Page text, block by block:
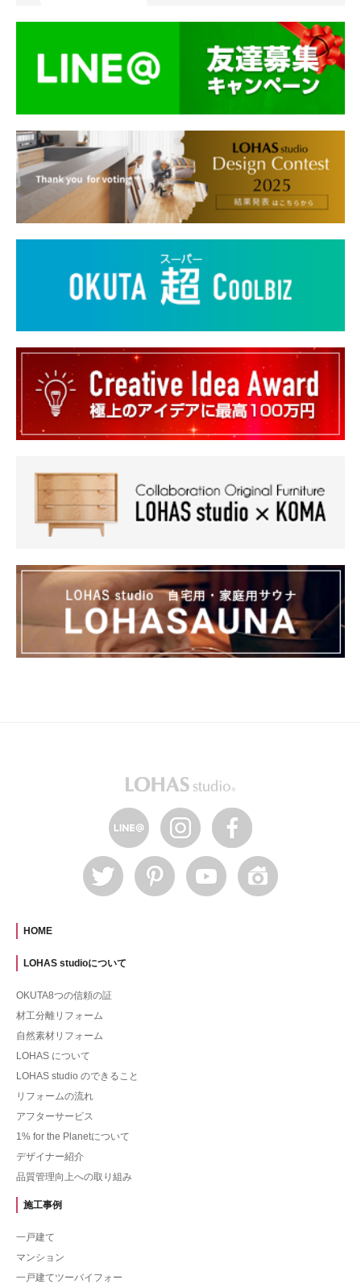
HOME
LOHAS studioについて
OKUTA8つの信頼の証
材工分離リフォーム
自然素材リフォーム
LOHAS について
LOHAS studio のできること
リフォームの流れ
アフターサービス
1% for the Planetについて
デザイナー紹介
品質管理向上への取り組み
施工事例
一戸建て
マンション
一戸建てツーバイフォー